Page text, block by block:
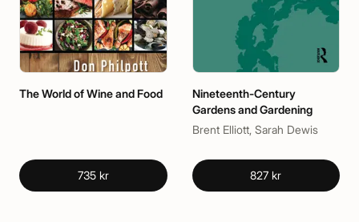
The World of Wine and Food
735 kr
Nineteenth-Century
Gardens and Gardening
Brent Elliott, Sarah Dewis
827 kr